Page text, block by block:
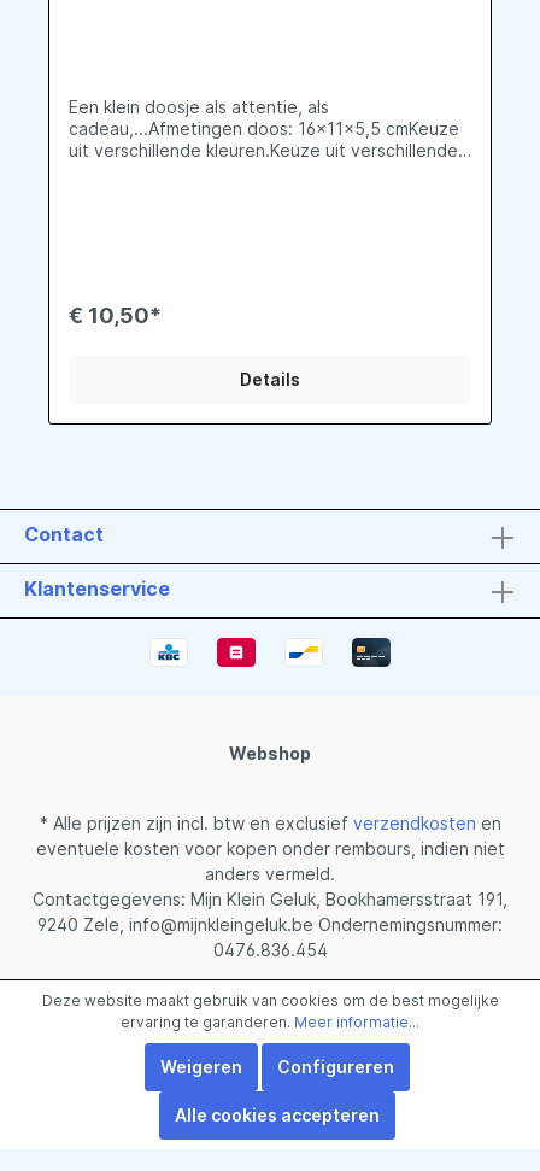
Een klein doosje als attentie, als
cadeau,...Afmetingen doos: 16x11x5,5 cmKeuze
uit verschillende kleuren.Keuze uit verschillende
€ 10,50*
Details
Contact
Klantenservice
Webshop
* Alle prijzen zijn incl. btw en exclusief verzendkosten en
eventuele kosten voor kopen onder rembours, indien niet
anders vermeld.
Contactgegevens: Mijn Klein Geluk, Bookhamersstraat 191,
9240 Zele, info@mijnkleingeluk.be Ondernemingsnummer:
0476.836.454
Gerealiseerd met Shopware
Deze website maakt gebruik van cookies om de best mogelijke
ervaring te garanderen. Meer informatie...
Weigeren Configureren
Alle cookies accepteren